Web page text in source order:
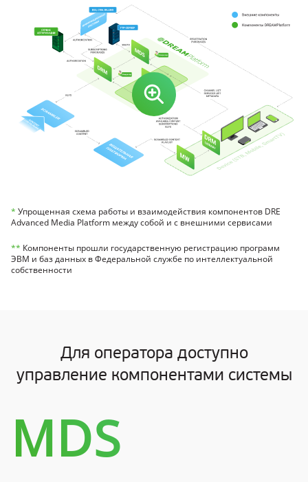
* Упрощенная схема работы и взаимодействия компонентов DRE
Advanced Media Platform между собой и с внешними сервисами
** Компоненты прошли государственную регистрацию программ
ЭВМ и баз данных в Федеральной службе по интеллектуальной
собственности
Для оператора доступно
управление компонентами системы
MDS